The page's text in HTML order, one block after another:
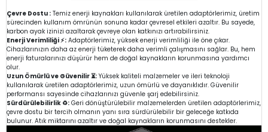
Çevre Dostu : Temiz enerji kaynakları kullanılarak üretilen adaptörlerimiz, üretim
sürecinden kullanım ömrünün sonuna kadar çevresel etkileri azaltır. Bu sayede,
karbon ayak izinizi azaltarak çevreye olan katkınızı artırabilirsiniz.
Enerji Verimliliği ⚡: Adaptörlerimiz, yüksek enerji verimliliği ile öne çıkar.
Cihazlarınızın daha az enerji tüketerek daha verimli çalışmasını sağlar. Bu, hem
enerji faturalarınızı düşürür hem de doğal kaynakların korunmasına yardımcı
olur.
Uzun Ömürlü ve Güvenilir ⏳: Yüksek kaliteli malzemeler ve ileri teknoloji
kullanılarak üretilen adaptörlerimiz, uzun ömürlü ve dayanıklıdır. Güvenilir
performansı sayesinde cihazlarınızı güvenle şarj edebilirsiniz.
Sürdürülebilirlik ♻️: Geri dönüştürülebilir malzemelerden üretilen adaptörlerimiz,
çevre dostu bir tercih olmanın yanı sıra sürdürülebilir bir geleceğe katkıda
bulunur. Atık miktarını azaltır ve doğal kaynakların korunmasını destekler.